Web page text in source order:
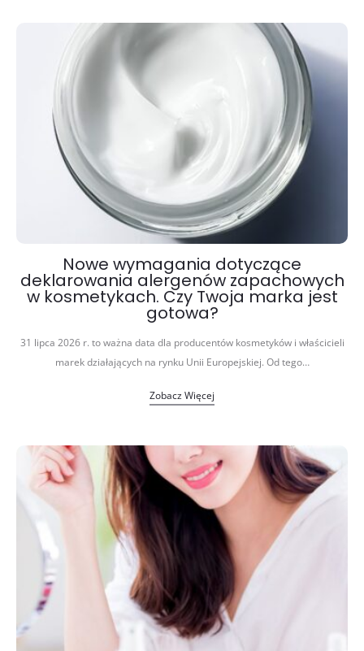
Nowe wymagania dotyczące
deklarowania alergenów zapachowych
w kosmetykach. Czy Twoja marka jest
gotowa?
31 lipca 2026 r. to ważna data dla producentów kosmetyków i właścicieli
marek działających na rynku Unii Europejskiej. Od tego…
Zobacz Więcej